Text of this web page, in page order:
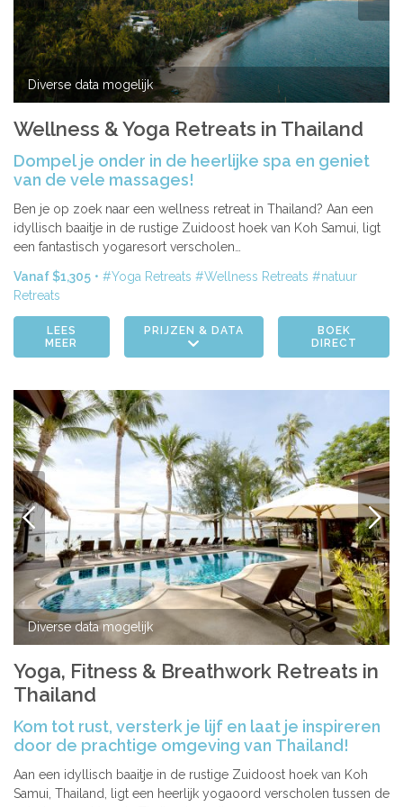
Women’s Retreats
Workshops
Alle retreats
Azië
India
Indonesië
Nepal
Thailand
Afrika
Kenia
Marokko
Tanzania
Brazilië
Diverse data mogelijk
Wellness & Yoga Retreats in Thailand
Dompel je onder in de heerlijke spa en geniet
van de vele massages!
Ben je op zoek naar een wellness retreat in Thailand? Aan een
idyllisch baaitje in de rustige Zuidoost hoek van Koh Samui, ligt
een fantastisch yogaresort verscholen…
Vanaf $1,305 Yoga Retreats Wellness Retreats
natuur
Retreats
LEES
MEER
PRIJZEN & DATA
BOEK
DIRECT
VORIGE
Diverse data mogelijk
Yoga, Fitness & Breathwork Retreats in
Thailand
Kom tot rust, versterk je lijf en laat je inspireren
door de prachtige omgeving van Thailand!
Aan een idyllisch baaitje in de rustige Zuidoost hoek van Koh
Samui, Thailand, ligt een heerlijk yogaoord verscholen tussen de